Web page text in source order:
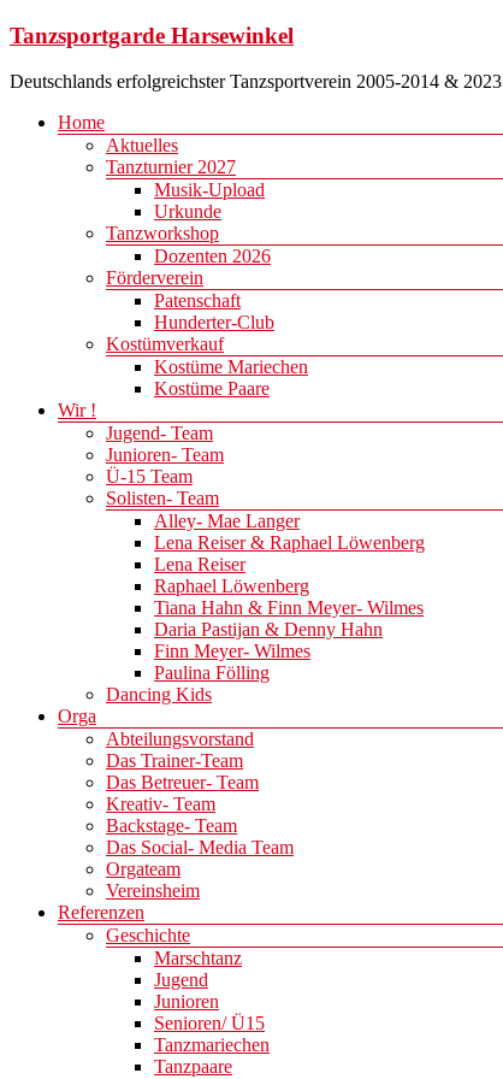
Zum
springen
Tanzsportgarde Harsewinkel
Deutschlands erfolgreichster Tanzsportverein 2005-2014 & 2023
Menü
Home
Aktuelles
Tanzturnier 2027
Musik-Upload
Urkunde
Tanzworkshop
Dozenten 2026
Förderverein
Patenschaft
Hunderter-Club
Kostümverkauf
Kostüme Mariechen
Kostüme Paare
Wir !
Jugend- Team
Junioren- Team
Ü-15 Team
Solisten- Team
Alley- Mae Langer
Lena Reiser & Raphael Löwenberg
Lena Reiser
Raphael Löwenberg
Tiana Hahn & Finn Meyer- Wilmes
Daria Pastijan & Denny Hahn
Finn Meyer- Wilmes
Paulina Fölling
Dancing Kids
Orga
Abteilungsvorstand
Das Trainer-Team
Das Betreuer- Team
Kreativ- Team
Backstage- Team
Das Social- Media Team
Orgateam
Vereinsheim
Referenzen
Geschichte
Marschtanz
Jugend
Junioren
Senioren/ Ü15
Tanzmariechen
Tanzpaare